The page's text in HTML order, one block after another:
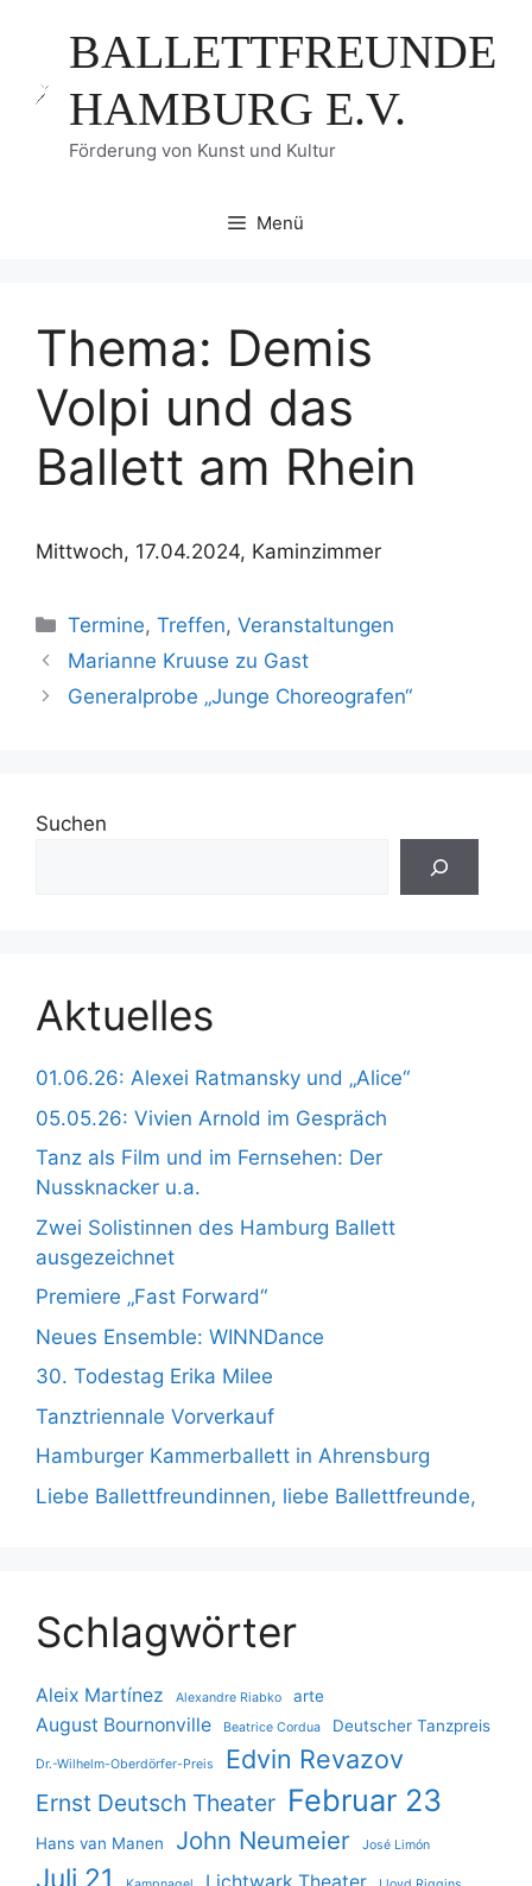
springenBALLETTFREUNDE
HAMBURG E.V.
Förderung von Kunst und Kultur
Menü
Thema: Demis
Volpi und das
Ballett am Rhein
Mittwoch, 17.04.2024, Kaminzimmer
Kategorien
Termine,Treffen,Veranstaltungen
Marianne Kruuse zu Gast
Generalprobe „Junge Choreografen“
Suchen
Aktuelles
01.06.26: Alexei Ratmansky und „Alice“
05.05.26: Vivien Arnold im Gespräch
Tanz als Film und im Fernsehen: Der
Nussknacker u.a.
Zwei Solistinnen des Hamburg Ballett
ausgezeichnet
Premiere „Fast Forward“
Neues Ensemble: WINNDance
30. Todestag Erika Milee
Tanztriennale Vorverkauf
Hamburger Kammerballett in Ahrensburg
Liebe Ballettfreundinnen, liebe Ballettfreunde,
Schlagwörter
Aleix Martínez Alexandre Riabko arte
August Bournonville Beatrice Cordua Deutscher Tanzpreis
Dr.-Wilhelm-Oberdörfer-Preis Edvin Revazov
Ernst Deutsch Theater Februar 23
Hans van Manen John Neumeier José Limón
Juli 21 Lichtwark Theater